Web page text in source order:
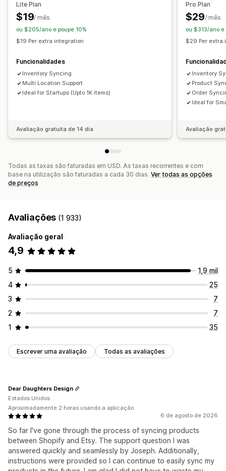
Notificações e relatórios
Atualizações de encomendas
Importação e exportação de dados
Estado em tempo real
Lite Plan
$19/ mês
ou $205/ano e poupe 10%
$19 Per extra integration
Funcionalidades
Inventory Syncing
Multi Location Support
Ideal for Startups (Upto 1K items)
Avaliação gratuita de 14 dia
Pro Plan
$29/ mês
ou $313/ano e
$29 Per extra
Inventory
Product
Order
Ideal for
Avaliação
Todas as taxas são faturadas em USD. As taxas recorrentes e com
base na utilização são faturadas a cada 30 dias. Ver todas as opções
de preços
Avaliações (1 933)
Avaliação geral
4,9
5
1,9 mil
4
25
3
7
2
7
1
35
Escrever uma avaliação Todas as avaliações
6 de agosto de 2026
So far I've gone through the process of syncing products
between Shopify and Etsy. The support question I was
answered quickly and seamlessly by Joseph. Additionally,
instructions were provided so I can continue to easily sync my
Dear Daughters Design
Estados Unidos
Aproximadamente 2 horas usando a aplicação